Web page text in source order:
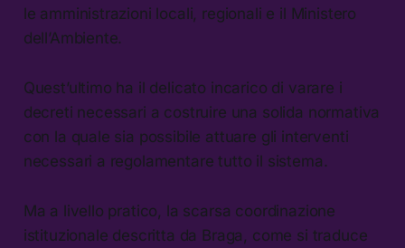
le amministrazioni locali, regionali e il Ministero
dell’Ambiente.
Quest’ultimo ha il delicato incarico di varare i
decreti necessari a costruire una solida normativa
con la quale sia possibile attuare gli interventi
necessari a regolamentare tutto il sistema.
Ma a livello pratico, la scarsa coordinazione
istituzionale descritta da Braga, come si traduce